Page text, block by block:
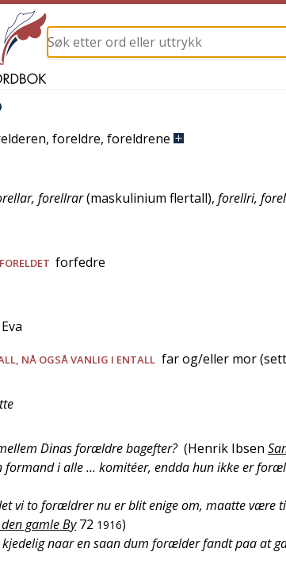
, foreldre, foreldrene
forellrar(maskulinium flertall), forellri,
FORELDET forfedre
NÅ OGSÅ VANLIG I ENTALL far og/eller mor
Dinas forældre bagefter? (Henrik Ibsen
formand i alle … komitéer, endda hun ikke er
vi to forældrer nu er blit enige om, maatte være
gamle By 72 1916)
naar en saan dum forælder fandt paa at